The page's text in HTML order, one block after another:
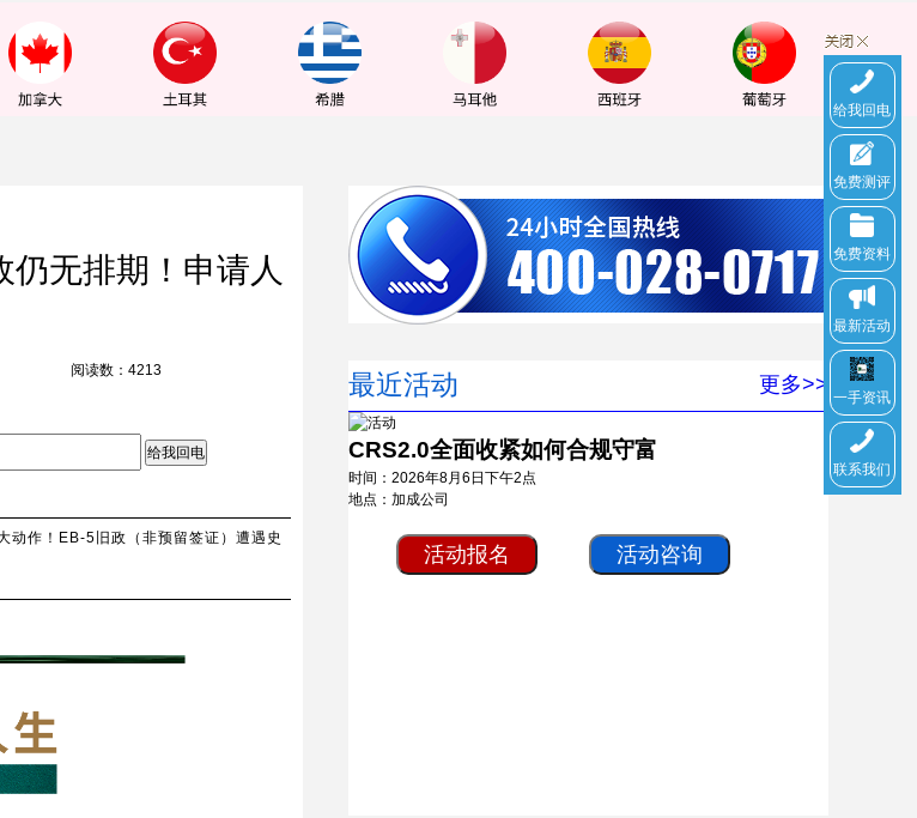
给我回电
免费测评
免费资料
最新活动
一手资讯
联系我们
无排期！申请人
阅读数：4213
给我回电
动作！EB-5旧政（非预留签证）遭遇史
最近活动 更多>>
CRS2.0全面收紧如何合规守富
时间：2026年8月6日下午2点
地点：加成公司
活动报名 活动咨询